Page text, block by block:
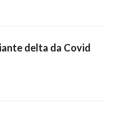
delta da Covid